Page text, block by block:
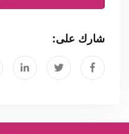
شارك على: